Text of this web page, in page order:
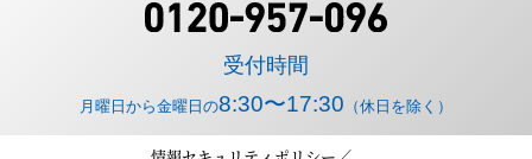
カタログPDFはこちら
受付時間
月曜日から金曜日の8:30〜17:30 （休日を除く）